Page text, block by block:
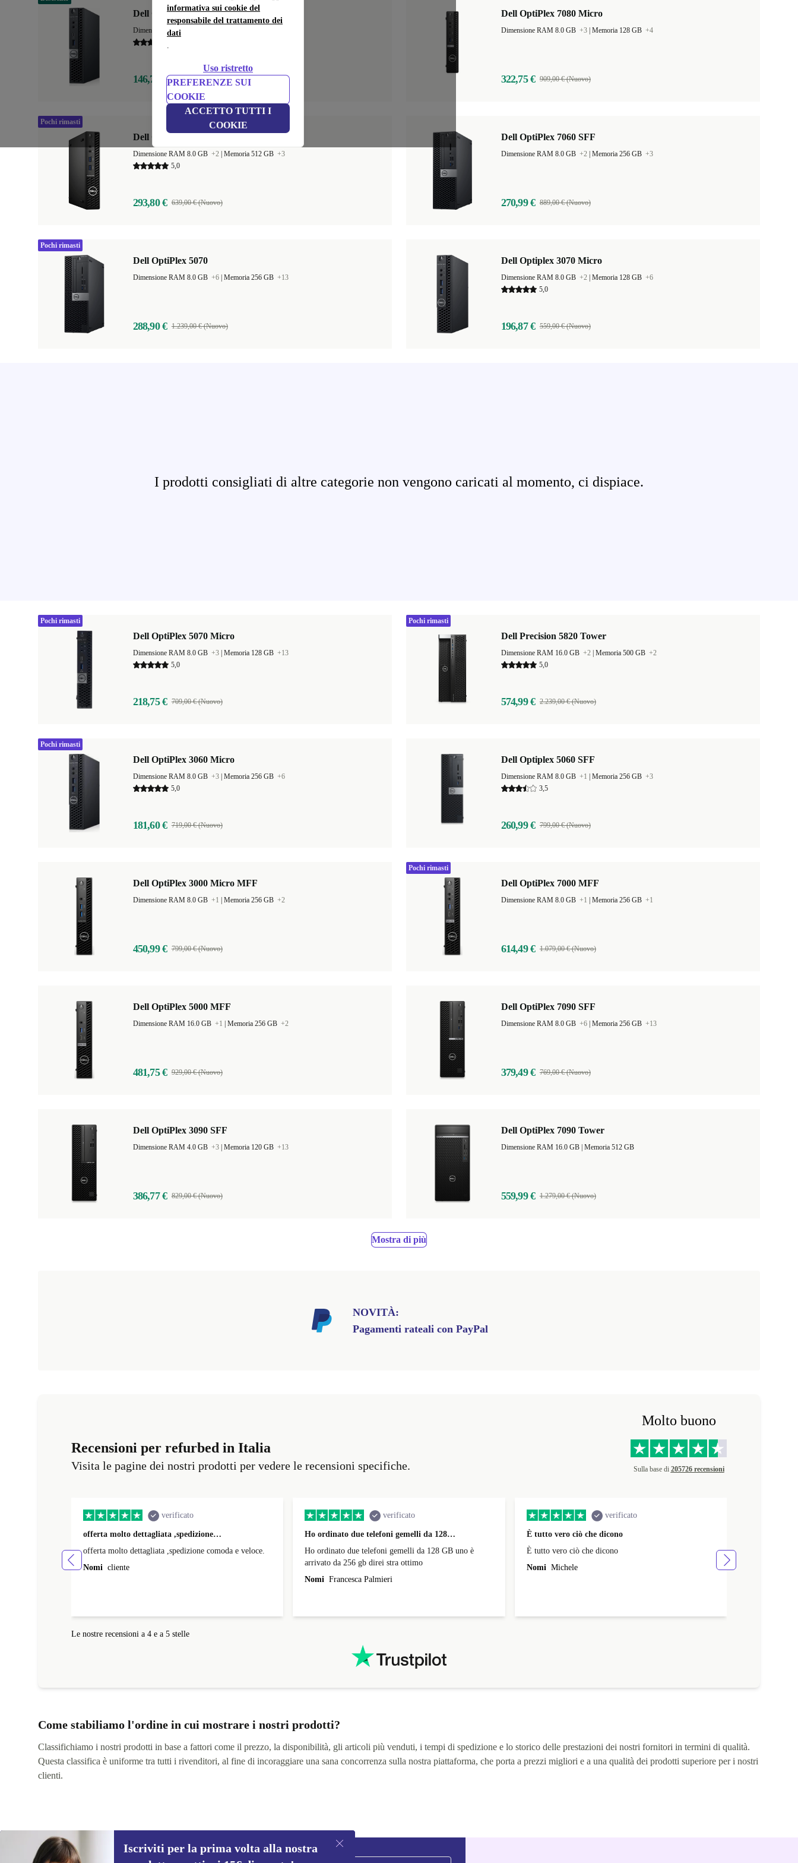
informativa sui cookie del
responsabile del trattamento dei
dati
.
Uso ristretto
PREFERENZE SUI
COOKIE
ACCETTO TUTTI I
COOKIE
Dell OptiPlex 7060 Micro
Dimensione RAM 8.0 GB
146,75 € 899,00 € (Nuovo)
Dell OptiPlex 7080 Micro
Dimensione RAM 8.0 GB +3 Memoria 128 GB +4
322,75 € 909,00 € (Nuovo)
Dell OptiPlex 3080 Micro
Dimensione RAM 8.0 GB +2 Memoria 512 GB +3
5,0
293,80 € 639,00 € (Nuovo)
Pochi rimasti
Dell OptiPlex 7060 SFF
Dimensione RAM 8.0 GB +2 Memoria 256 GB +3
270,99 € 889,00 € (Nuovo)
Dell OptiPlex 5070
Dimensione RAM 8.0 GB +6 Memoria 256 GB +13
288,90 € 1.239,00 € (Nuovo)
Pochi rimasti
Dell Optiplex 3070 Micro
Dimensione RAM 8.0 GB +2 Memoria 128 GB +6
5,0
196,87 € 559,00 € (Nuovo)
I prodotti consigliati di altre categorie non vengono caricati al momento, ci dispiace.
Dell OptiPlex 5070 Micro
Dimensione RAM 8.0 GB +3 Memoria 128 GB +13
5,0
218,75 € 709,00 € (Nuovo)
Pochi rimasti
Dell Precision 5820 Tower
Dimensione RAM 16.0 GB +2 Memoria 500 GB +2
5,0
574,99 € 2.239,00 € (Nuovo)
Pochi rimasti
Dell OptiPlex 3060 Micro
Dimensione RAM 8.0 GB +3 Memoria 256 GB +6
5,0
181,60 € 719,00 € (Nuovo)
Pochi rimasti
Dell Optiplex 5060 SFF
Dimensione RAM 8.0 GB +1 Memoria 256 GB +3
3,5
260,99 € 799,00 € (Nuovo)
Dell OptiPlex 3000 Micro MFF
Dimensione RAM 8.0 GB +1 Memoria 256 GB +2
450,99 € 799,00 € (Nuovo)
Dell OptiPlex 7000 MFF
Dimensione RAM 8.0 GB +1 Memoria 256 GB +1
614,49 € 1.079,00 € (Nuovo)
Pochi rimasti
Dell OptiPlex 5000 MFF
Dimensione RAM 16.0 GB +1 Memoria 256 GB +2
481,75 € 929,00 € (Nuovo)
Dell OptiPlex 7090 SFF
Dimensione RAM 8.0 GB +6 Memoria 256 GB +13
379,49 € 769,00 € (Nuovo)
Dell OptiPlex 3090 SFF
Dimensione RAM 4.0 GB +3 Memoria 120 GB +13
386,77 € 829,00 € (Nuovo)
Dell OptiPlex 7090 Tower
Memoria 512 GB
559,99 € 1.279,00 € (Nuovo)
Mostra di più
NOVITÀ:
Pagamenti rateali con PayPal
Recensioni per refurbed in Italia
Visita le pagine dei nostri prodotti per vedere le recensioni specifiche.
Molto buono
Sulla base di 205726 recensioni
verificato
offerta molto dettagliata ,spedizione…
offerta molto dettagliata ,spedizione comoda e veloce.
Nomi cliente
verificato
Ho ordinato due telefoni gemelli da 128…
Ho ordinato due telefoni gemelli da 128 GB uno è
arrivato da 256 gb direi stra ottimo
Nomi Francesca Palmieri
verificato
È tutto vero ciò che dicono
È tutto vero ciò che dicono
Nomi Michele
Le nostre recensioni a 4 e a 5 stelle
Come stabiliamo l'ordine in cui mostrare i nostri prodotti?
Classifichiamo i nostri prodotti in base a fattori come il prezzo, la disponibilità, gli articoli più venduti, i tempi di spedizione e lo storico delle prestazioni dei nostri fornitori in termini di qualità.
Questa classifica è uniforme tra tutti i rivenditori, al fine di incoraggiare una sana concorrenza sulla nostra piattaforma, che porta a prezzi migliori e a una qualità dei prodotti superiore per i nostri
clienti.
Iscriviti per la prima volta alla nostra